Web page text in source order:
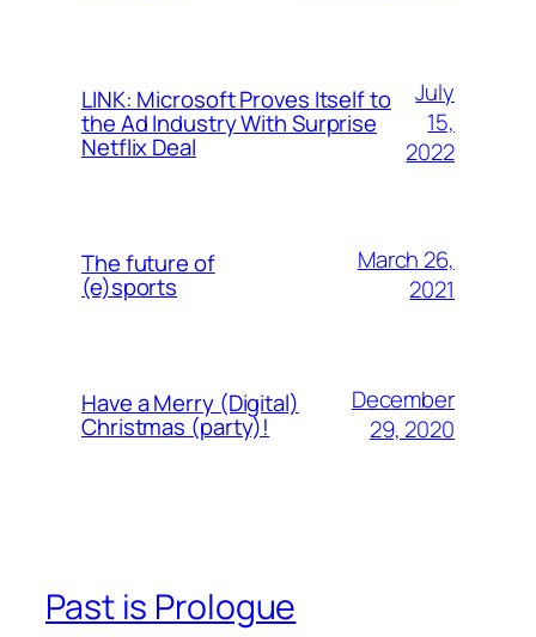
LINK: Microsoft Proves Itself to
the Ad Industry With Surprise
Netflix Deal
July
15,
2022
The future of
(e)sports
March 26,
2021
Have a Merry (Digital)
Christmas (party)!
December
29, 2020
Past is Prologue